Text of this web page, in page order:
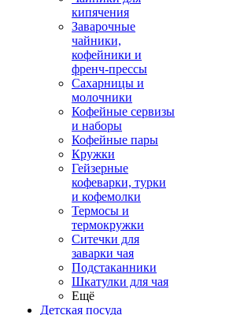
кипячения
Заварочные
чайники,
кофейники и
френч-прессы
Сахарницы и
молочники
Кофейные сервизы
и наборы
Кофейные пары
Кружки
Гейзерные
кофеварки, турки
и кофемолки
Термосы и
термокружки
Ситечки для
заварки чая
Подстаканники
Шкатулки для чая
Ещё
Детская посуда